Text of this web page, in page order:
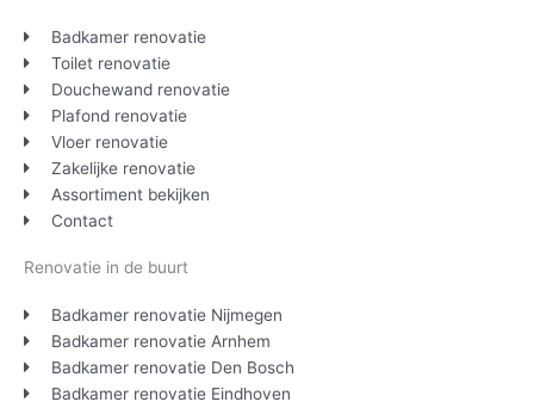
Badkamer renovatie
Toilet renovatie
Douchewand renovatie
Plafond renovatie
Vloer renovatie
Zakelijke renovatie
Assortiment bekijken
Contact
Renovatie in de buurt
Badkamer renovatie Nijmegen
Badkamer renovatie Arnhem
Badkamer renovatie Den Bosch
Badkamer renovatie Eindhoven